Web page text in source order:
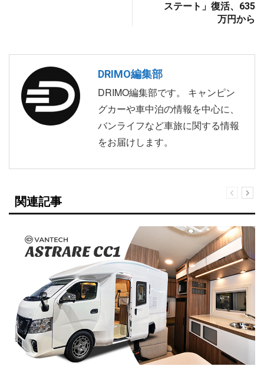
ステート」復活、635
万円から
DRIMO編集部
DRIMO編集部です。 キャンピン
グカーや車中泊の情報を中心に、
バンライフなど車旅に関する情報
をお届けします。
関連記事